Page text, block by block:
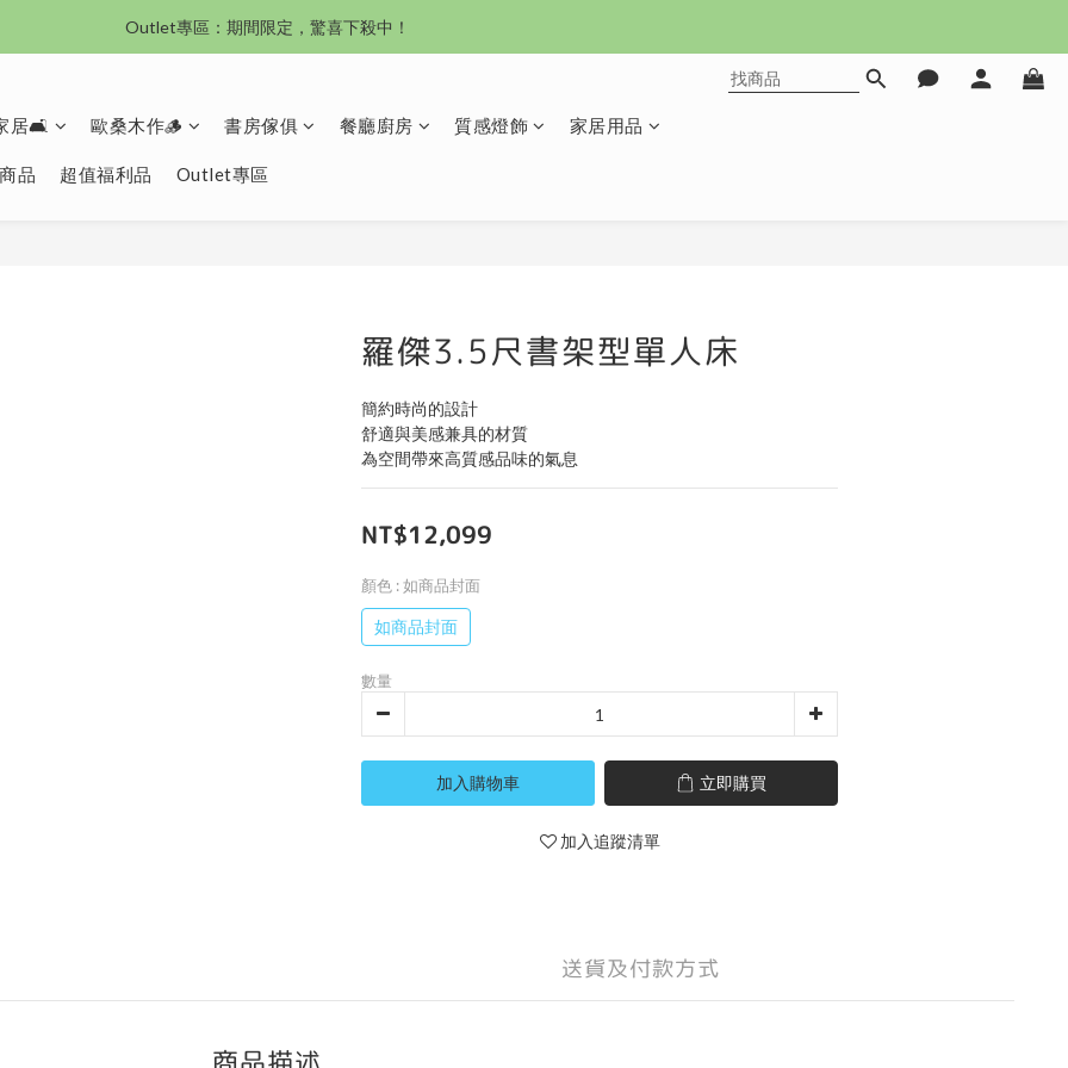
沙發新登場｜想躺就躺，頭等艙到商務艙一次擁有
Outlet專區：期間限定，驚喜下殺中！
居🛋️ 歐桑木作🪵 書房傢俱 餐廳廚房 質感燈飾 家居用品
品 超值福利品 Outlet專區
羅傑3.5尺書架型單人床
簡約時尚的設計
舒適與美感兼具的材質
為空間帶來高質感品味的氣息
NT$12,099
顏色 : 如商品封面
如商品封面
數量
加入購物車 立即購買
加入追蹤清單
送貨及付款方式